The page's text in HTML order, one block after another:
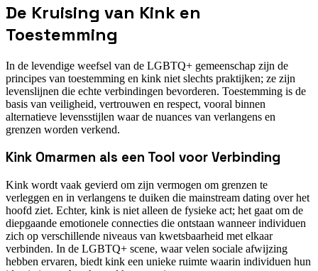
De Kruising van Kink en
Toestemming
In de levendige weefsel van de LGBTQ+ gemeenschap zijn de
principes van toestemming en kink niet slechts praktijken; ze zijn
levenslijnen die echte verbindingen bevorderen. Toestemming is de
basis van veiligheid, vertrouwen en respect, vooral binnen
alternatieve levensstijlen waar de nuances van verlangens en
grenzen worden verkend.
Kink Omarmen als een Tool voor Verbinding
Kink wordt vaak gevierd om zijn vermogen om grenzen te
verleggen en in verlangens te duiken die mainstream dating over het
hoofd ziet. Echter, kink is niet alleen de fysieke act; het gaat om de
diepgaande emotionele connecties die ontstaan wanneer individuen
zich op verschillende niveaus van kwetsbaarheid met elkaar
verbinden. In de LGBTQ+ scene, waar velen sociale afwijzing
hebben ervaren, biedt kink een unieke ruimte waarin individuen hun